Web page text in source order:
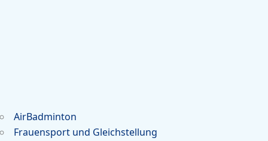
AirBadminton
Frauensport und Gleichstellung